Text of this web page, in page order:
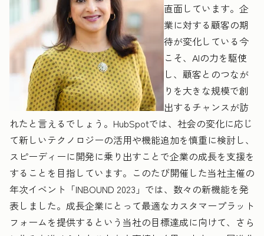
直面しています。企
業に対する顧客の期
待が変化している今
こそ、AIの力を駆使
し、顧客とのつなが
りを大きな規模で創
出するチャンスが訪
れたと言えるでしょう。HubSpotでは、社会の変化に応じ
て新しいテクノロジーの活用や機能追加を慎重に検討し、
スピーディーに開発に乗り出すことで企業の成長を支援を
することを目指しています。このたび開催した当社主催の
年次イベント「INBOUND 2023」では、数々の新機能を発
表しました。成長企業にとって最適なカスタマープラット
フォームを提供するという当社の目標達成に向けて、さら